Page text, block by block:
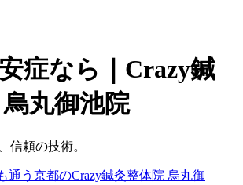
症なら｜Crazy鍼
丸御池院
信頼の技術。